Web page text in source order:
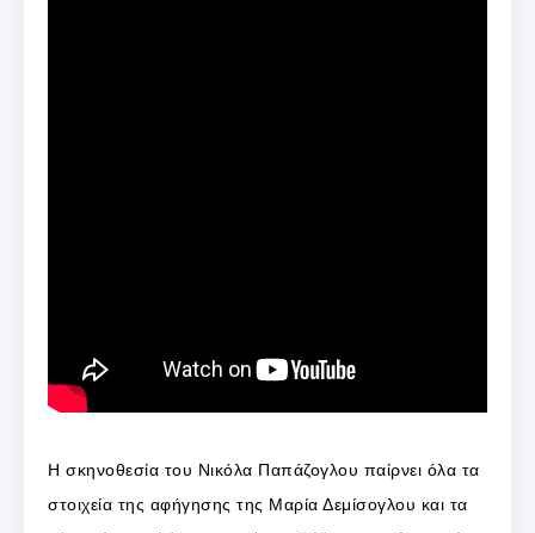
Η σκηνοθεσία του Νικόλα Παπάζογλου παίρνει όλα τα
στοιχεία της αφήγησης της Μαρία Δεμίσογλου και τα